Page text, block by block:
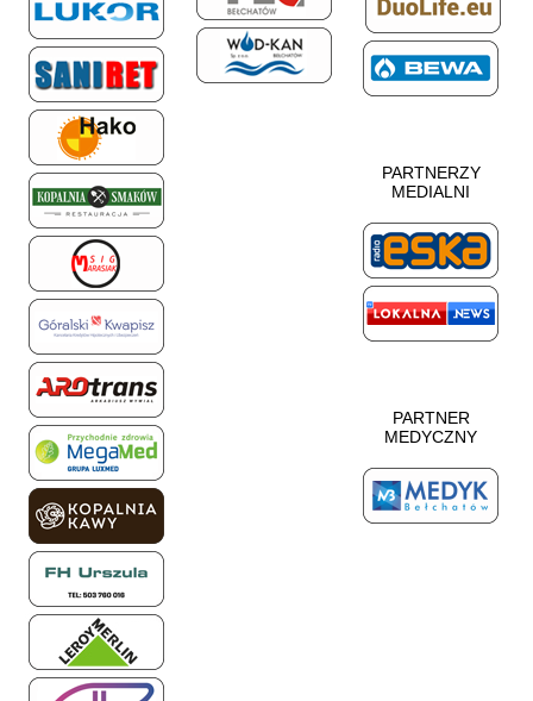
PARTNERZY
MEDIALNI
PARTNER
MEDYCZNY